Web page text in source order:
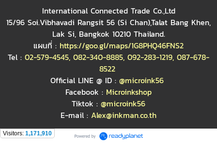
International Connected Trade Co.,Ltd
15/96 Soi.Vibhavadi Rangsit 56 (Si Chan),Talat Bang Khen,
Lak Si, Bangkok 10210 Thailand.
แผนที่ : https://goo.gl/maps/1G8PHQ46FNS2
Tel : 02-579-4545, 082-340-8885, 092-283-1219, 087-678-
8522
Official LINE @ ID : @microink56
Facebook : Microinkshop
Tiktok : @microink56
E-mail : Alex@inkman.co.th
Visitors: 1,171,910